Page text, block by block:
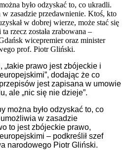
było odzyskać to, co ukradli.
zasadzie przedawnienie. Ktoś, kto
w dobrej wierze, może stać się
rzecz została zrabowana –
wicepremier oraz minister
prof. Piotr Gliński.
„takie prawo jest zbójeckie i
dodając że co
jest zapisana w umowie
ale „nic się nie dzieje”.
można było odzyskać to, co
w zasadzie
to jest zbójeckie prawo,
– podkreślił szef
narodowego Piotr Gliński.